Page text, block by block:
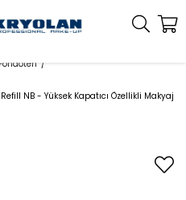
Fondöten
NB - Yüksek Kapatıcı Özellikli Makyaj